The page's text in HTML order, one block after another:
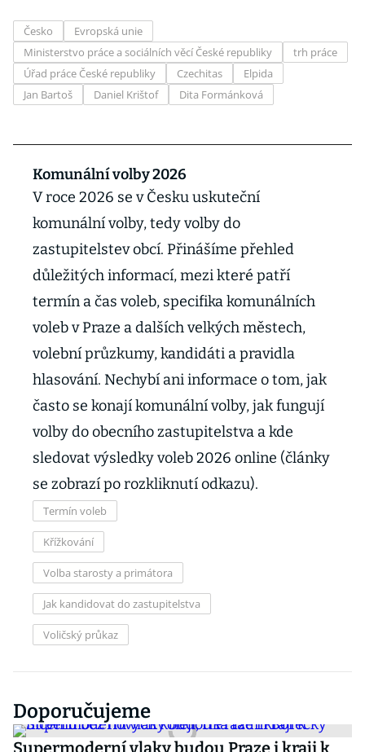
Česko
Evropská unie
Ministerstvo práce a sociálních věcí České republiky
trh práce
Úřad práce České republiky
Czechitas
Elpida
Jan Bartoš
Daniel Krištof Dita Formánková
Komunální volby 2026
V roce 2026 se v Česku uskuteční
komunální volby, tedy volby do
zastupitelstev obcí. Přinášíme přehled
důležitých informací, mezi které patří
termín a čas voleb, specifika komunálních
voleb v Praze a dalších velkých městech,
volební průzkumy, kandidáti a pravidla
hlasování. Nechybí ani informace o tom, jak
často se konají komunální volby, jak fungují
volby do obecního zastupitelstva a kde
sledovat výsledky voleb 2026 online (články
se zobrazí po rozkliknutí odkazu).
Termín voleb
Křížkování
Volba starosty a primátora
Jak kandidovat do zastupitelstva
Voličský průkaz
Doporučujeme
Supermoderní vlaky budou Praze i kraji k